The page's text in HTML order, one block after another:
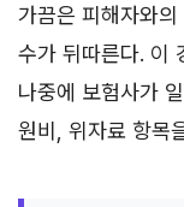
가끔은 피해자와
수가 뒤따른다. 이
나중에 보험사가
원비, 위자료 항목